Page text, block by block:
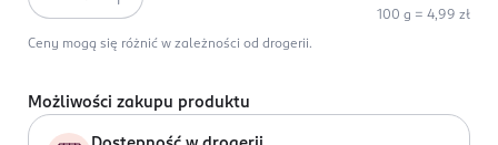
100 g = 4,99 zł
Ceny mogą się różnić w zależności od drogerii.
Możliwości zakupu produktu